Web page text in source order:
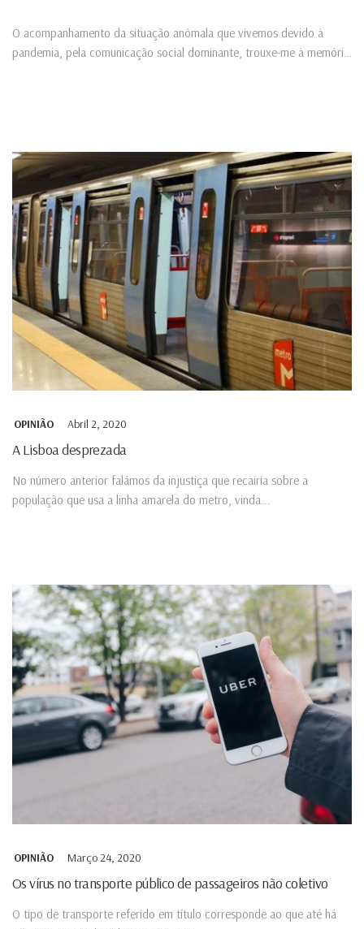
O acompanhamento da situação anómala que vivemos devido à
pandemia, pela comunicação social dominante, trouxe-me à memória
OPINIÃO Abril 2, 2020
A Lisboa desprezada
No número anterior falámos da injustiça que recairia sobre a
população que usa a linha amarela do metro, vinda...
OPINIÃO Março 24, 2020
Os vírus no transporte público de passageiros não coletivo
O tipo de transporte referido em título corresponde ao que até há